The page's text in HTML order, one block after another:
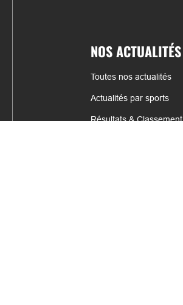
NOS ACTUALITÉS
Toutes nos actualités
Actualités par sports
Résultats & Classement